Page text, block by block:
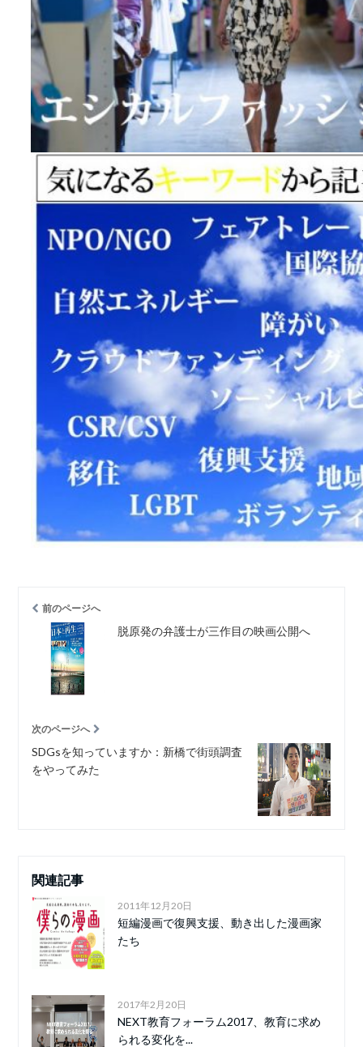
前のページへ
脱原発の弁護士が三作目の映画公開へ
次のページへ
SDGsを知っていますか：新橋で街頭調査
をやってみた
関連記事
2011年12月20日
短編漫画で復興支援、動き出した漫画家
たち
2017年2月20日
NEXT教育フォーラム2017、教育に求め
られる変化を...